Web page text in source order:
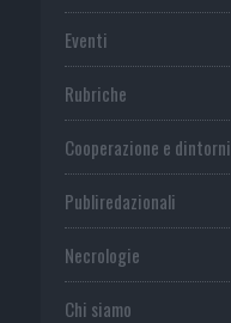
Eventi
Rubriche
Cooperazione e dintorni
Publiredazionali
Necrologie
Chi siamo